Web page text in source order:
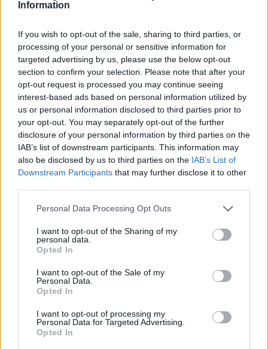
Information
If you wish to opt-out of the sale, sharing to third parties, or
processing of your personal or sensitive information for
targeted advertising by us, please use the below opt-out
section to confirm your selection. Please note that after your
opt-out request is processed you may continue seeing
interest-based ads based on personal information utilized by
us or personal information disclosed to third parties prior to
your opt-out. You may separately opt-out of the further
disclosure of your personal information by third parties on the
IAB’s list of downstream participants. This information may
also be disclosed by us to third parties on the IAB’s List of
Downstream Participants that may further disclose it to other
Personal Data Processing Opt Outs
I want to opt-out of the Sharing of my
personal data.
Opted In
I want to opt-out of the Sale of my
Personal Data.
Opted In
I want to opt-out of processing my
Personal Data for Targeted Advertising.
Opted In
ΣΧΕΤΙΚΑ ΑΡΘΡΑ